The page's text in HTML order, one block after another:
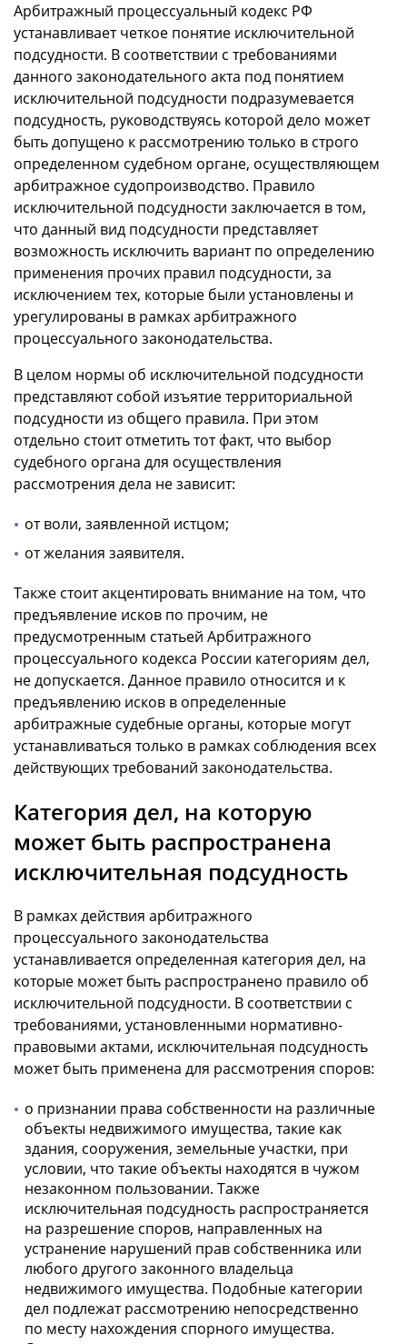
Арбитражный процессуальный кодекс РФ
устанавливает четкое понятие исключительной
подсудности. В соответствии с требованиями
данного законодательного акта под понятием
исключительной подсудности подразумевается
подсудность, руководствуясь которой дело может
быть допущено к рассмотрению только в строго
определенном судебном органе, осуществляющем
арбитражное судопроизводство. Правило
исключительной подсудности заключается в том,
что данный вид подсудности представляет
возможность исключить вариант по определению
применения прочих правил подсудности, за
исключением тех, которые были установлены и
урегулированы в рамках арбитражного
процессуального законодательства.
В целом нормы об исключительной подсудности
представляют собой изъятие территориальной
подсудности из общего правила. При этом
отдельно стоит отметить тот факт, что выбор
судебного органа для осуществления
рассмотрения дела не зависит:
от воли, заявленной истцом;
от желания заявителя.
Также стоит акцентировать внимание на том, что
предъявление исков по прочим, не
предусмотренным статьей Арбитражного
процессуального кодекса России категориям дел,
не допускается. Данное правило относится и к
предъявлению исков в определенные
арбитражные судебные органы, которые могут
устанавливаться только в рамках соблюдения всех
действующих требований законодательства.
Категория дел, на которую
может быть распространена
исключительная подсудность
В рамках действия арбитражного
процессуального законодательства
устанавливается определенная категория дел, на
которые может быть распространено правило об
исключительной подсудности. В соответствии с
требованиями, установленными нормативно-
правовыми актами, исключительная подсудность
может быть применена для рассмотрения споров:
о признании права собственности на различные
объекты недвижимого имущества, такие как
здания, сооружения, земельные участки, при
условии, что такие объекты находятся в чужом
незаконном пользовании. Также
исключительная подсудность распространяется
на разрешение споров, направленных на
устранение нарушений прав собственника или
любого другого законного владельца
недвижимого имущества. Подобные категории
дел подлежат рассмотрению непосредственно
по месту нахождения спорного имущества.